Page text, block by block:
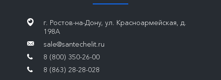
г. Ростов-на-Дону, ул. Красноармейская, д.
198А
sale@santechelit.ru
8 (800) 350-26-00
8 (863) 28-28-028